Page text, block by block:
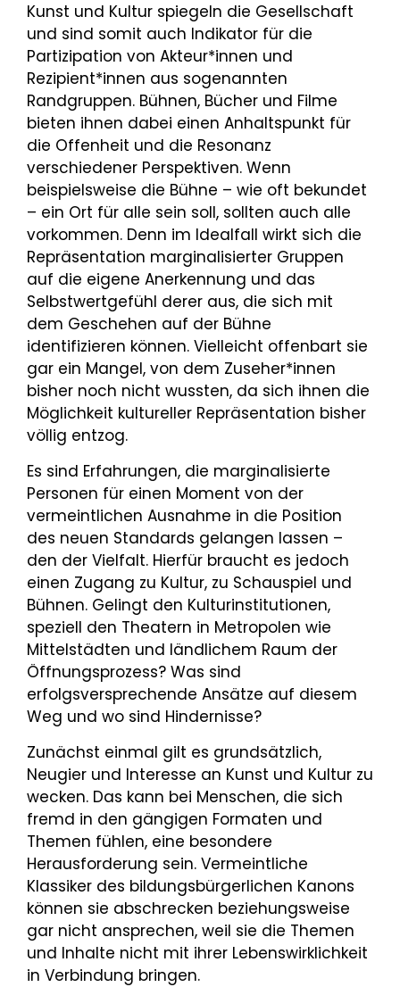
Kunst und Kultur spiegeln die Gesellschaft
und sind somit auch Indikator für die
Partizipation von Akteur*innen und
Rezipient*innen aus sogenannten
Randgruppen. Bühnen, Bücher und Filme
bieten ihnen dabei einen Anhaltspunkt für
die Offenheit und die Resonanz
verschiedener Perspektiven. Wenn
beispielsweise die Bühne – wie oft bekundet
– ein Ort für alle sein soll, sollten auch alle
vorkommen. Denn im Idealfall wirkt sich die
Repräsentation marginalisierter Gruppen
auf die eigene Anerkennung und das
Selbstwertgefühl derer aus, die sich mit
dem Geschehen auf der Bühne
identifizieren können. Vielleicht offenbart sie
gar ein Mangel, von dem Zuseher*innen
bisher noch nicht wussten, da sich ihnen die
Möglichkeit kultureller Repräsentation bisher
völlig entzog.
Es sind Erfahrungen, die marginalisierte
Personen für einen Moment von der
vermeintlichen Ausnahme in die Position
des neuen Standards gelangen lassen –
den der Vielfalt. Hierfür braucht es jedoch
einen Zugang zu Kultur, zu Schauspiel und
Bühnen. Gelingt den Kulturinstitutionen,
speziell den Theatern in Metropolen wie
Mittelstädten und ländlichem Raum der
Öffnungsprozess? Was sind
erfolgsversprechende Ansätze auf diesem
Weg und wo sind Hindernisse?
Zunächst einmal gilt es grundsätzlich,
Neugier und Interesse an Kunst und Kultur zu
wecken. Das kann bei Menschen, die sich
fremd in den gängigen Formaten und
Themen fühlen, eine besondere
Herausforderung sein. Vermeintliche
Klassiker des bildungsbürgerlichen Kanons
können sie abschrecken beziehungsweise
gar nicht ansprechen, weil sie die Themen
und Inhalte nicht mit ihrer Lebenswirklichkeit
in Verbindung bringen.